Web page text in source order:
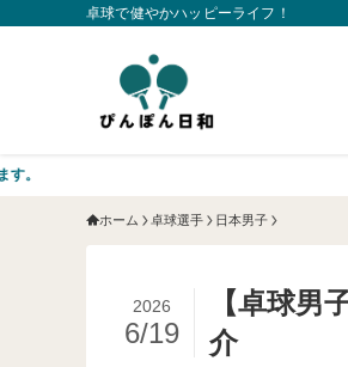
卓球で健やかハッピーライフ！
ホーム 卓球選手 日本男子
【卓球男
介
2026
6/19